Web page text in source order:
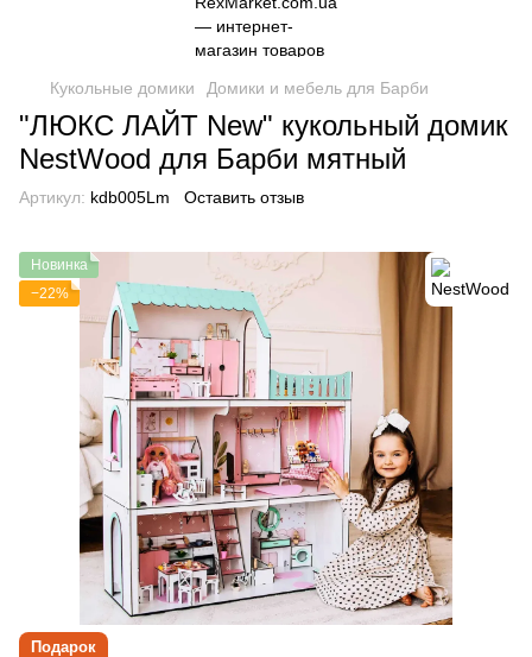
Кукольные домики Домики и мебель для Барби
"ЛЮКС ЛАЙТ New" кукольный домик
NestWood для Барби мятный
Артикул: kdb005Lm Оставить отзыв
Новинка
−22%
Подарок